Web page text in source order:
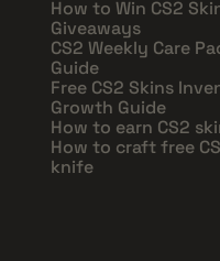
How to Win CS2
Giveaways
CS2 Weekly Care
Guide
Free CS2 Skins
Growth Guide
How to earn CS2
How to craft free
knife